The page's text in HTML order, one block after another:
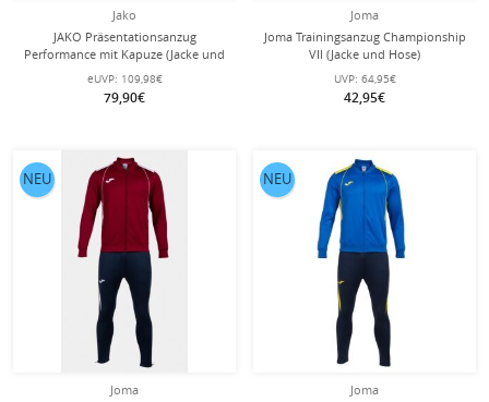
Jako
JAKO Präsentationsanzug
Performance mit Kapuze (Jacke und
Hose) marineblau/rot Damen
eUVP: 109,98€
79,90€
Joma
Joma Trainingsanzug Championship
VII (Jacke und Hose)
violett/weiss/schwarz Herren
UVP: 64,95€
42,95€
Joma
NEU
Joma
NEU